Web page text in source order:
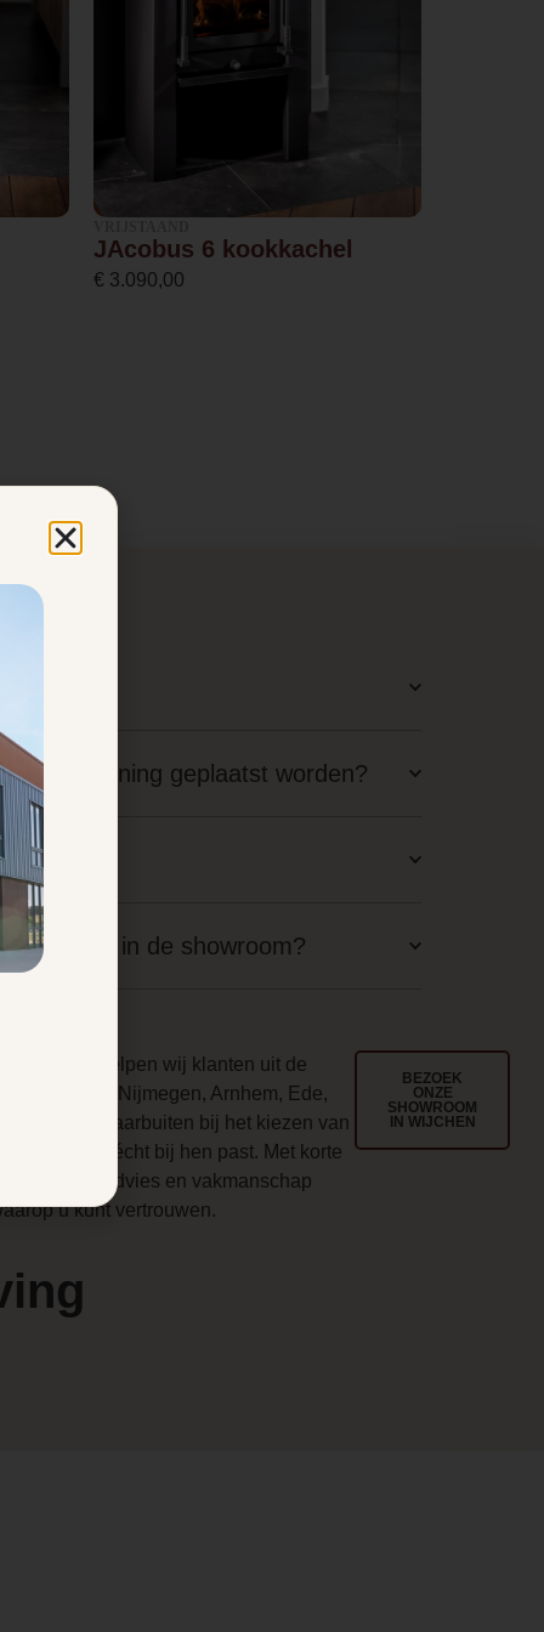
JAcobus 6 kookkachel
€ 3.090,00
woning geplaatst worden?
nodig?
in de showroom?
jarenlang helpen wij klanten uit de
Wijchen, Nijmegen, Arnhem, Ede,
en ver daarbuiten bij het kiezen van
haard die écht bij hen past. Met korte
eerlijk advies en vakmanschap
u kunt vertrouwen.
BEZOEK
ONZE
SHOWROOM
IN WIJCHEN